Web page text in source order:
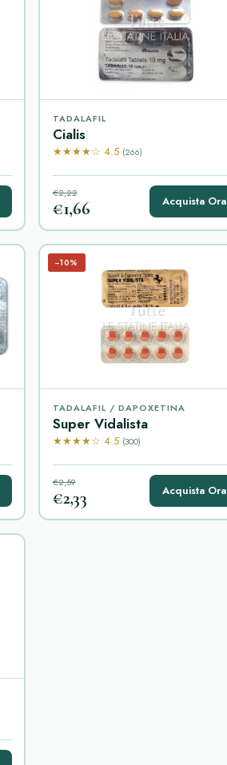
TADALAFIL
Cialis
★★★★☆ 4.5 (266)
€2,22
€1,66 Acquista Ora
−10%
TADALAFIL / DAPOXETINA
Super Vidalista
★★★★☆ 4.5 (300)
€2,59
€2,33 Acquista Ora